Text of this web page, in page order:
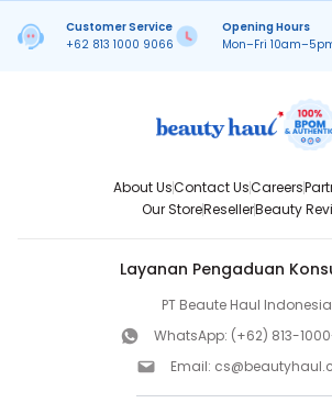
Customer Service
+62 813 1000 9066
Opening Hours
Mon–Fri
About UsContact UsCareers
Our StoreResellerBeauty
Layanan Pengaduan
PT Beaute Haul Indonesia
WhatsApp: (+62) 813-
Email: